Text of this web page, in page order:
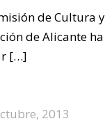
de Cultura
de Alicante
[…]
2013